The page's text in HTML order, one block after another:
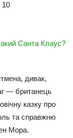
10
Санта Клаус?
дивак,
— британець
казку про
та справжню
Мора.